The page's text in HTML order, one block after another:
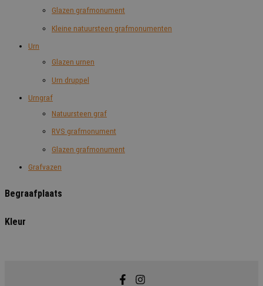
Glazen grafmonument
Kleine natuursteen grafmonumenten
Urn
Glazen urnen
Urn druppel
Urngraf
Natuursteen graf
RVS grafmonument
Glazen grafmonument
Grafvazen
Begraafplaats
Kleur